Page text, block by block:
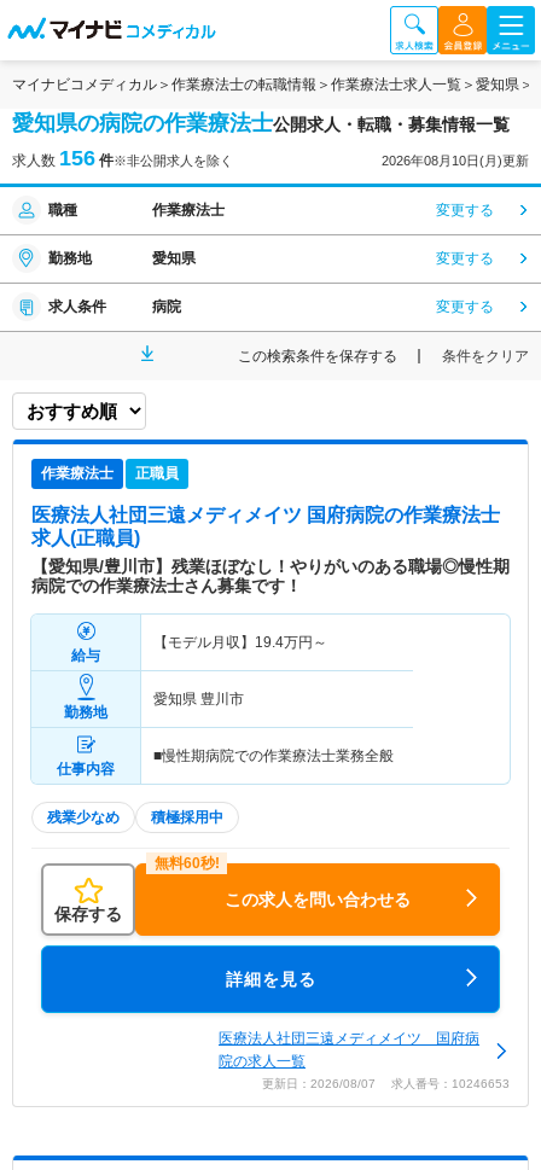
マイナビコメディカル 作業療法士の転職情報 作業療法士求人一覧 愛知県
愛知県の病院の作業療法士公開求人・転職・募集情報一覧
求人数 156 件※非公開求人を除く 2026年08月10日(月)更新
職種 作業療法士 変更する
勤務地 愛知県 変更する
求人条件 病院 変更する
この検索条件を保存する 条件をクリア
作業療法士 正職員
医療法人社団三遠メディメイツ 国府病院の作業療法士
求人(正職員)
【愛知県/豊川市】残業ほぼなし！やりがいのある職場◎慢性期
病院での作業療法士さん募集です！
給与
【モデル月収】 19.4万円～
勤務地
愛知県 豊川市
仕事内容
■慢性期病院での作業療法士業務全般
残業少なめ 積極採用中
保存する
この求人を問い合わせる
詳細を見る
医療法人社団三遠メディメイツ 国府病
院の求人一覧
更新日：2026/08/07 求人番号：10246653